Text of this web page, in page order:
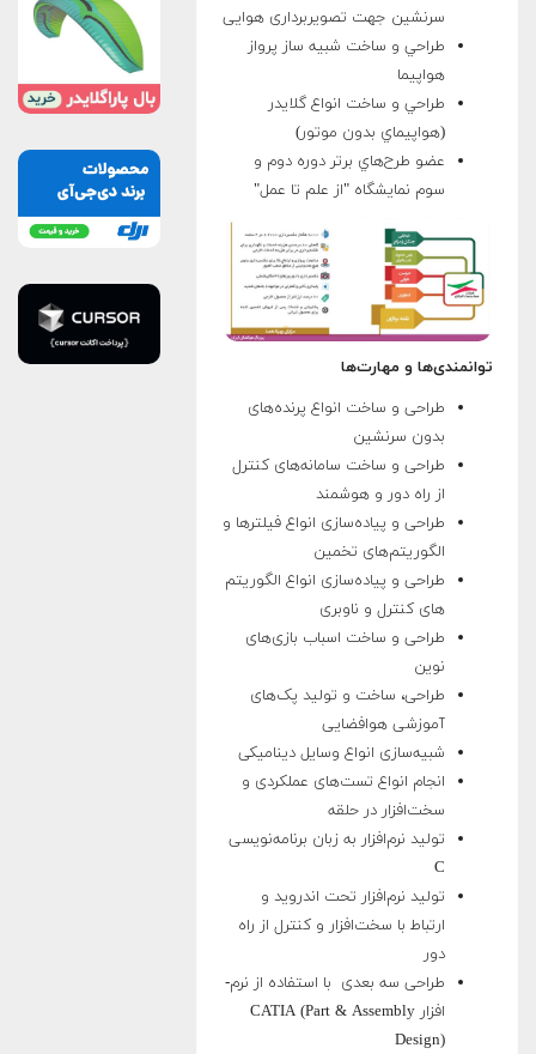
سرنشين جهت تصویربرداری هوایی
طراحي و ساخت شبيه ساز پرواز
هواپيما
طراحي و ساخت انواع گلايدر
(هواپيماي بدون موتور)
عضو طرح‌هاي برتر دوره دوم و
سوم نمايشگاه "از علم تا عمل"
توانمندی‌ها و مهارت‌ها
طراحی و ساخت انواع پرنده‌های
بدون سرنشین
طراحی و ساخت سامانه‌های کنترل
از راه دور و هوشمند
طراحی و پیاده‌­سازی انواع فیلترها و
الگوریتم‌­های تخمین
طراحی و پیاده‌­سازی انواع الگوریتم­‌
های کنترل و ناوبری
طراحی و ساخت اسباب بازی‌های
نوین
طراحی، ساخت و تولید پک‌های
آموزشی هوافضایی
شبیه­‌سازی انواع وسایل دینامیکی
انجام انواع تست­‌های عملکردی و
سخت­‌افزار در حلقه
تولید نرم‌افزار به زبان برنامه‌نویسی
C
تولید نرم‌افزار تحت اندروید و
ارتباط با سخت‌افزار و کنترل از راه
دور
طراحی سه بعدی با استفاده از نرم‌­
افزار CATIA (Part & Assembly
Design)